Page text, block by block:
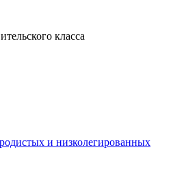
класса
и низколегированных